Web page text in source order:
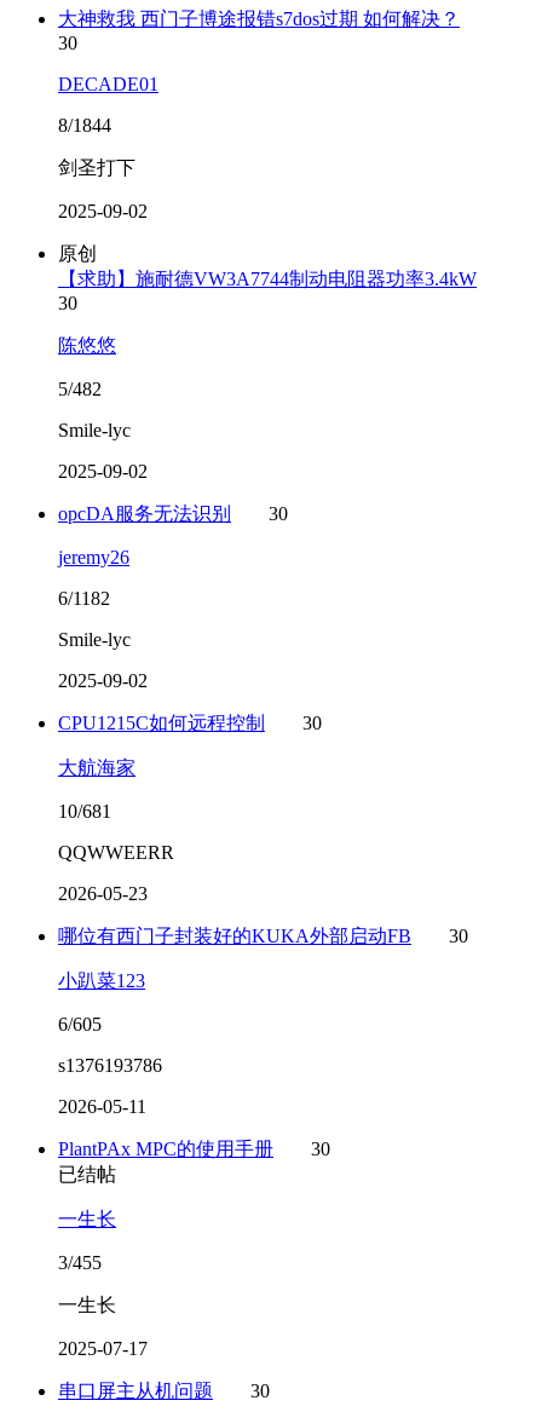
大神救我 西门子博途报错s7dos过期 如何解决？
30
DECADE01
8/1844
剑圣打下
2025-09-02
原创
【求助】施耐德VW3A7744制动电阻器功率3.4kW
30
陈悠悠
5/482
Smile-lyc
2025-09-02
opcDA服务无法识别 30
jeremy26
6/1182
Smile-lyc
2025-09-02
CPU1215C如何远程控制 30
大航海家
10/681
QQWWEERR
2026-05-23
哪位有西门子封装好的KUKA外部启动FB 30
小趴菜123
6/605
s1376193786
2026-05-11
PlantPAx MPC的使用手册
30
已结帖
一生长
3/455
一生长
2025-07-17
串口屏主从机问题 30